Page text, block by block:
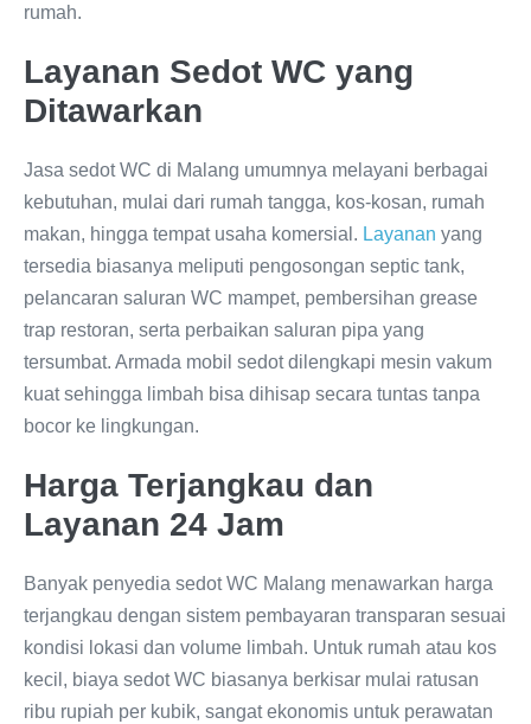
rumah.
Layanan Sedot WC yang
Ditawarkan
Jasa sedot WC di Malang umumnya melayani berbagai
kebutuhan, mulai dari rumah tangga, kos‑kosan, rumah
makan, hingga tempat usaha komersial. Layanan yang
tersedia biasanya meliputi pengosongan septic tank,
pelancaran saluran WC mampet, pembersihan grease
trap restoran, serta perbaikan saluran pipa yang
tersumbat. Armada mobil sedot dilengkapi mesin vakum
kuat sehingga limbah bisa dihisap secara tuntas tanpa
bocor ke lingkungan.
Harga Terjangkau dan
Layanan 24 Jam
Banyak penyedia sedot WC Malang menawarkan harga
terjangkau dengan sistem pembayaran transparan sesuai
kondisi lokasi dan volume limbah. Untuk rumah atau kos
kecil, biaya sedot WC biasanya berkisar mulai ratusan
ribu rupiah per kubik, sangat ekonomis untuk perawatan